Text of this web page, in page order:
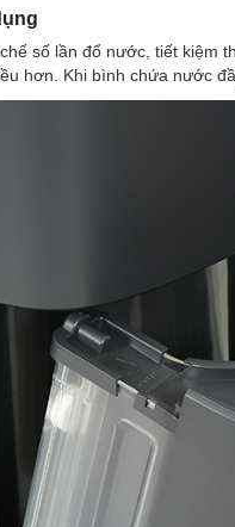
số lần đổ nước, tiết kiệm
hơn. Khi bình chứa nước